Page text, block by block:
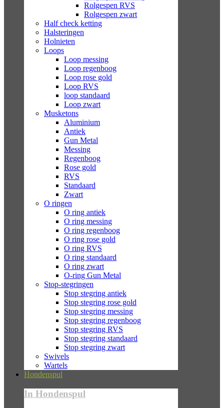
Rolgespen RVS
Rolgespen zwart
Half check ketting
Halsteringen
Holnieten
Loops
Loop messing
Loop regenboog
Loop rose gold
Loop RVS
loop standaard
Loop zwart
Musketons
Aluminium
Antiek
Gun Metal
Messing
Regenboog
Rose gold
RVS
Standaard
Zwart
O ringen
O ring antiek
O ring messing
O ring regenboog
O ring rose gold
O ring RVS
O ring standaard
O ring zwart
O-ring Gun Metal
Stop-stegringen
Stop stegring antiek
Stop stegring rose gold
Stop stegring messing
Stop stegring regenboog
Stop stegring RVS
Stop stegring standaard
Stop stegring zwart
Swivels
Wartels
Hondenspul
In Hondenspul